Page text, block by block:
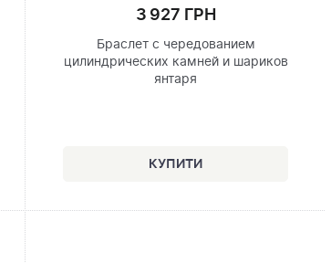
3 927 ГРН
Браслет с чередованием
цилиндрических камней и шариков
янтаря